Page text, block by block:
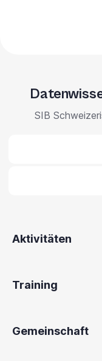
SIB
Aktivitäten
Training
Gemeinschaft